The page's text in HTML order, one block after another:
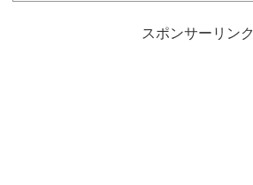
スポンサーリンク